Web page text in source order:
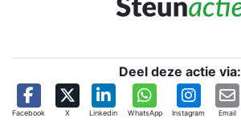
Deel deze actie via:
Facebook X Linkedin WhatsApp Instagram Email